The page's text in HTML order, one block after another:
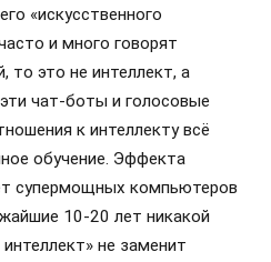
«искусственного
и много говорят
то это не интеллект, а
чат-боты и голосовые
к интеллекту всё
обучение. Эффекта
супермощных компьютеров
10-20 лет никакой
не заменит